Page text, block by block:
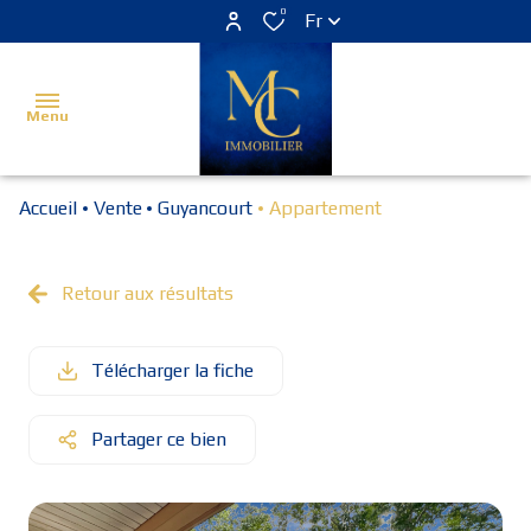
0 Fr
Menu
Estimer
Louer
Vendu
neuf
Accueil Vente Guyancourt Appartement
Retour aux résultats
Télécharger la fiche
Partager ce bien